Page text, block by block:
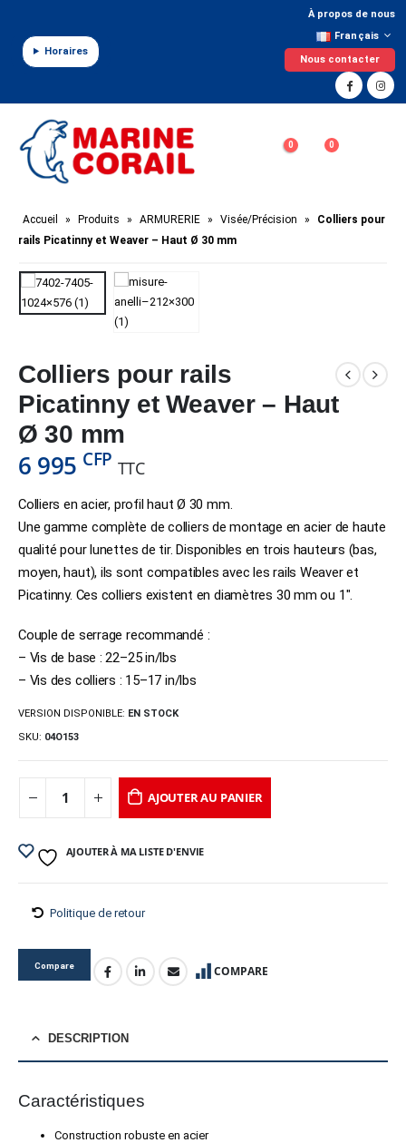
Horaires
À propos de nous
Français
Nous contacter
0 0
Accueil » Produits » ARMURERIE » Visée/Précision »
Colliers pour
rails Picatinny et Weaver – Haut Ø 30 mm
Colliers pour rails
Picatinny et Weaver – Haut
Ø 30 mm
6 995 CFP TTC
Colliers en acier, profil haut Ø 30 mm.
Une gamme complète de colliers de montage en acier de haute
qualité pour lunettes de tir. Disponibles en trois hauteurs (bas,
moyen, haut), ils sont compatibles avec les rails Weaver et
Picatinny. Ces colliers existent en diamètres 30 mm ou 1″.
Couple de serrage recommandé :
– Vis de base : 22–25 in/lbs
– Vis des colliers : 15–17 in/lbs
VERSION DISPONIBLE: EN STOCK
SKU: 04O153
AJOUTER AU PANIER
AJOUTER À MA LISTE D'ENVIE
Politique de retour
Compare COMPARE
DESCRIPTION
Caractéristiques
Construction robuste en acier